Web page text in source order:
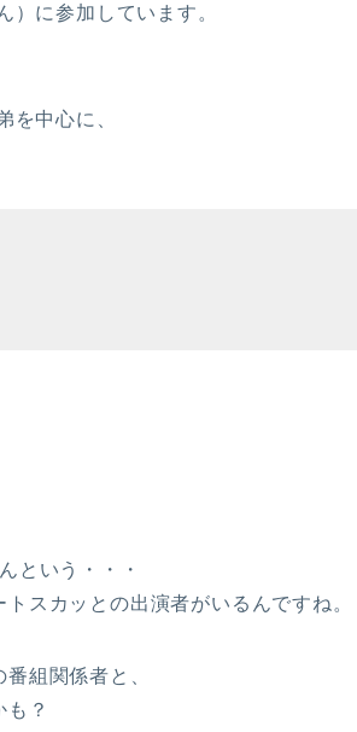
）に参加しています。
を中心に、
という・・・
スカッとの出演者がいるんですね。
組関係者と、
？